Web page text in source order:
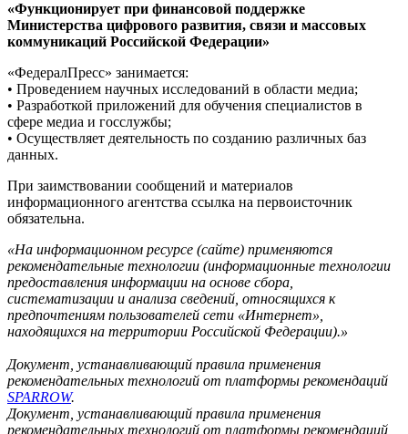
«Функционирует при финансовой поддержке
Министерства цифрового развития, связи и массовых
коммуникаций Российской Федерации»
«ФедералПресс» занимается:
• Проведением научных исследований в области медиа;
• Разработкой приложений для обучения специалистов в
сфере медиа и госслужбы;
• Осуществляет деятельность по созданию различных баз
данных.
При заимствовании сообщений и материалов
информационного агентства ссылка на первоисточник
обязательна.
«На информационном ресурсе (сайте) применяются
рекомендательные технологии (информационные технологии
предоставления информации на основе сбора,
систематизации и анализа сведений, относящихся к
предпочтениям пользователей сети «Интернет»,
находящихся на территории Российской Федерации).»
Документ, устанавливающий правила применения
рекомендательных технологий от платформы рекомендаций
SPARROW.
Документ, устанавливающий правила применения
рекомендательных технологий от платформы рекомендаций